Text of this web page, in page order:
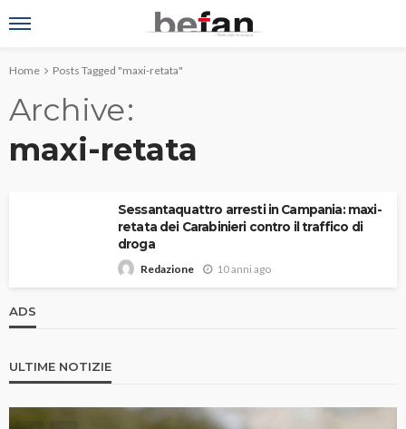
Home Posts Tagged "maxi-retata"
Archive
maxi-retata
Sessantaquattro arresti in Campania: maxi-
retata dei Carabinieri contro il traffico di
droga
Redazione 10 anni ago
ADS
ULTIME NOTIZIE